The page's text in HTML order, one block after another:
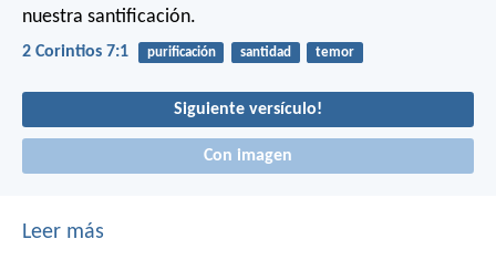
nuestra santificación.
2 Corintios 7:1 purificación santidad temor
Siguiente versículo!
Con imagen
Leer más